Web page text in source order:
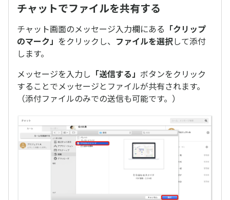
チャットでファイルを共有する
チャット画面のメッセージ入力欄にある 「クリップ
のマーク」 をクリックし、 ファイルを選択して添付
します。
メッセージを入力し 「送信する」 ボタンをクリック
することでメッセージとファイルが共有されます。
（添付ファイルのみでの送信も可能です。）